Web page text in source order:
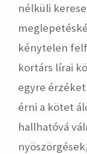
nélküli
kénytelen
kortárs lírai
egyre
érni a kötet
hallhatóvá